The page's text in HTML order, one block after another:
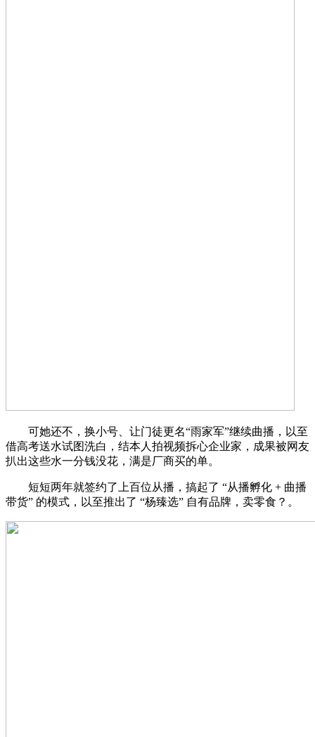
可她还不，换小号、让门徒更名“雨家军”继续曲播，以至
借高考送水试图洗白，结本人拍视频拆心企业家，成果被网友
扒出这些水一分钱没花，满是厂商买的单。
短短两年就签约了上百位从播，搞起了 “从播孵化 + 曲播
带货” 的模式，以至推出了 “杨臻选” 自有品牌，卖零食？。